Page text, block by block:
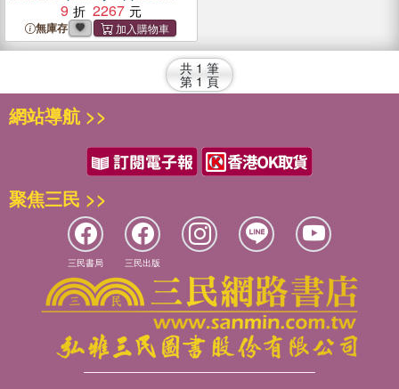
9
2267
無庫存
共 1 筆
第 1 頁
網站導航 >>
聚焦三民 >>
三民書局 三民出版